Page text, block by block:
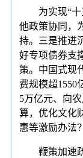
为实现“十
他政策协同，
持。三是推进
好专项债券支
策。中国式现
费规模超1550
5万亿元、向
算，优化文化
惠等激励办法？
鞭策加速疏